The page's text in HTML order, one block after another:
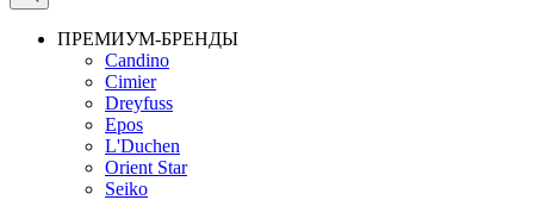
ПРЕМИУМ-БРЕНДЫ
Candino
Cimier
Dreyfuss
Epos
L'Duchen
Orient Star
Seiko